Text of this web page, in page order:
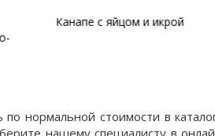
и икрой
Салат с красной
рисом и
по нормальной стоимости в
нашему специалисту в